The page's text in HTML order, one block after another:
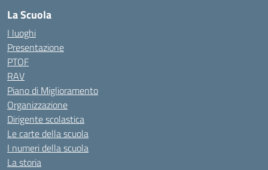
La Scuola
I luoghi
Presentazione
PTOF
RAV
Piano di Miglioramento
Organizzazione
Dirigente scolastica
Le carte della scuola
I numeri della scuola
La storia